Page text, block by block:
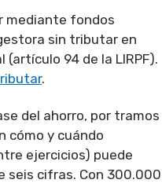
mediante fondos
sin tributar en
94 de la LIRPF).
.
del ahorro, por tramos
cómo y cuándo
ejercicios) puede
seis cifras. Con 300.000